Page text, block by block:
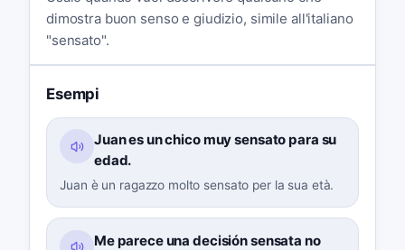
dimostra buon senso e giudizio, simile all'italiano
"sensato".
Esempi
Juan es un chico muy sensato para su
edad.
Juan è un ragazzo molto sensato per la sua età.
Me parece una decisión sensata no